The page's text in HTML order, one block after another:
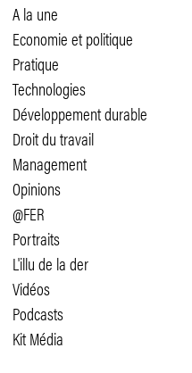
A la une
Economie et politique
Pratique
Technologies
Développement durable
Droit du travail
Management
Opinions
@FER
Portraits
L'illu de la der
Vidéos
Podcasts
Kit Média